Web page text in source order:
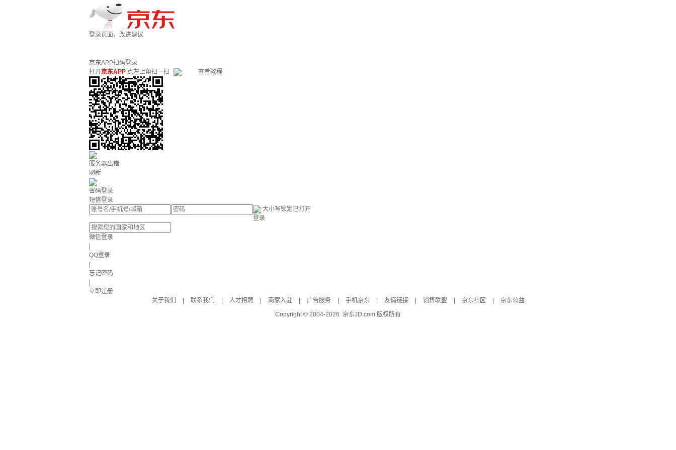
登录页面，改进建议
京东APP扫码登录
打开京东APP 点左上角扫一扫 查看教程
服务器出错
刷新
密码登录
短信登录
大小写锁定已打开
登录
微信登录
QQ登录
忘记密码
立即注册
关于我们
联系我们 人才招聘 商家入驻 广告服务 手机京东 友情链接 销售联盟 京东社区
京东公益
Copyright © 2004-2026 京东JD.com 版权所有